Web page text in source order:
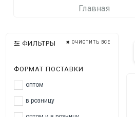
Главная
ФИЛЬТРЫ ОЧИСТИТЬ ВСЕ
ФОРМАТ ПОСТАВКИ
оптом
в розницу